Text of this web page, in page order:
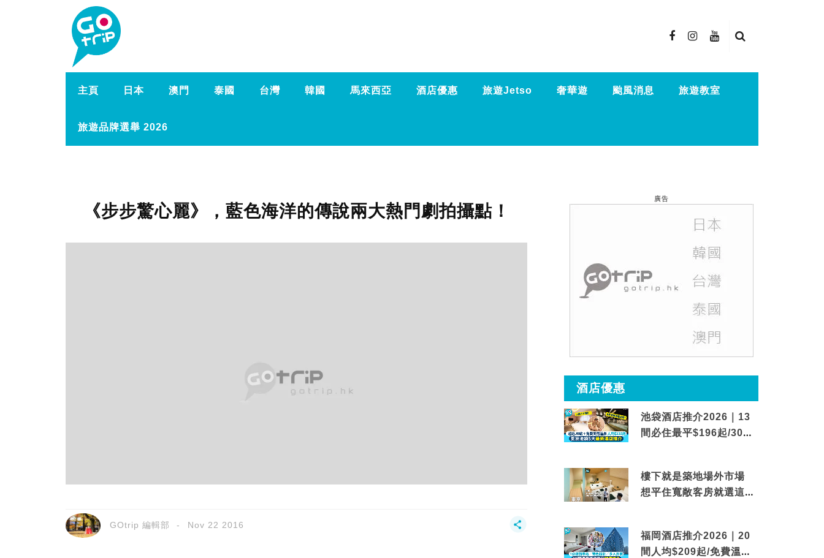
主頁 日本 澳門 泰國 台灣 韓國 馬來西亞 酒店優惠 旅遊Jetso 奢華遊 颱風消息 旅遊教室
旅遊品牌選舉 2026
《步步驚心麗》，藍色海洋的傳說兩大熱門劇拍攝點！
GOtrip 編輯部 Nov 22 2016
廣告
酒店優惠
池袋酒店推介2026｜13
間必住最平$196起/30秒
樓下就是築地場外市場
想平住寬敞客房就選這間
福岡酒店推介2026｜20
間人均$209起/免費溫泉/